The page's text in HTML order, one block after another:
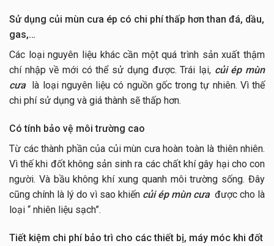
Sử dụng củi mùn cưa ép có chi phí thấp hơn than đá, dầu,
gas,…
Các loại nguyên liệu khác cần một quá trình sản xuất thậm
chí nhập về mới có thể sử dụng được. Trái lại, củi ép mùn
cưalà loại nguyên liệu có nguồn gốc trong tự nhiên. Vì thế
chi phí sử dụng và giá thành sẽ thấp hơn.
Có tính bảo vệ môi trường cao
Từ các thành phần của củi mùn cưa hoàn toàn là thiên nhiên.
Vì thế khi đốt không sản sinh ra các chất khí gây hại cho con
người. Và bầu không khí xung quanh môi trường sống. Đây
cũng chính là lý do vì sao khiến củi ép mùn cưa được cho là
loại “ nhiên liệu sạch”.
Tiết kiệm chi phí bảo trì cho các thiết bị, máy móc khi đốt